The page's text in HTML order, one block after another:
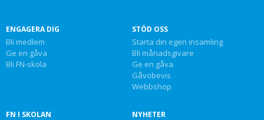
ENGAGERA DIG
Bli medlem
Ge en gåva
Bli FN-skola
STÖD OSS
Starta din egen insamling
Bli månadsgivare
Ge en gåva
Gåvobevis
Webbshop
FN I SKOLAN NYHETER